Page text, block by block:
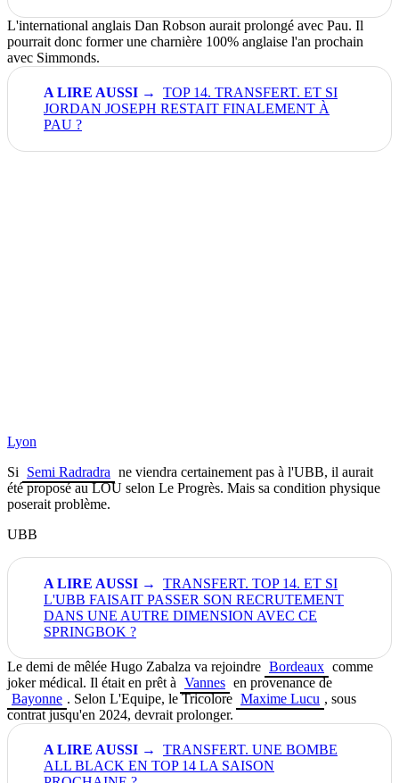
L'international anglais Dan Robson aurait prolongé avec Pau. Il
pourrait donc former une charnière 100% anglaise l'an prochain
avec Simmonds.
TOP 14. TRANSFERT. ET SI
JORDAN JOSEPH RESTAIT FINALEMENT À
PAU ?
Lyon
Si
Semi Radradra ne viendra certainement pas à l'UBB, il aurait
été proposé au LOU selon Le Progrès. Mais sa condition physique
poserait problème.
UBB
TRANSFERT. TOP 14. ET SI
L'UBB FAISAIT PASSER SON RECRUTEMENT
DANS UNE AUTRE DIMENSION AVEC CE
SPRINGBOK ?
Le demi de mêlée Hugo Zabalza va rejoindre Bordeaux comme
joker médical. Il était en prêt à Vannes en provenance de
Bayonne . Selon L'Equipe, le Tricolore Maxime Lucu , sous
contrat jusqu'en 2024, devrait prolonger.
TRANSFERT. UNE BOMBE
ALL BLACK EN TOP 14 LA SAISON